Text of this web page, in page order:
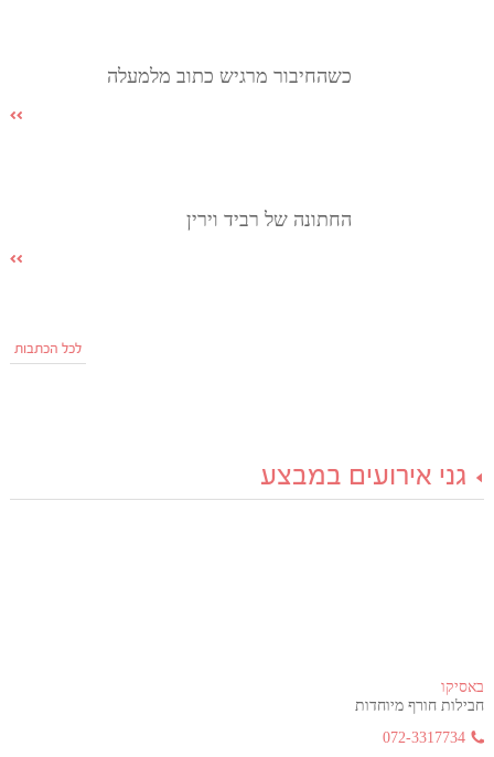
כשהחיבור מרגיש כתוב מלמעלה
החתונה של רביד וירין
לכל הכתבות
גני אירועים במבצע
באסיקו
חבילות חורף מיוחדות
072-3317734